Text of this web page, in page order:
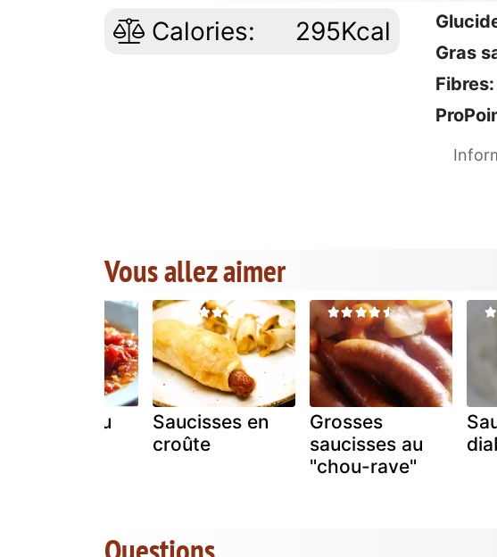
Calories: 295Kcal
Gras
Fibres:
Vous allez aimer
au
Saucisses en
croûte
Grosses
saucisses au
"chou-rave"